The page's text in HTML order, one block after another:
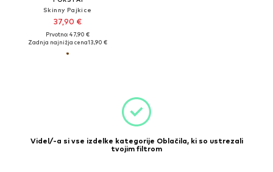
Skinny Pajkice
37,90 €
Prvotno: 47,90 €
Zadnja najnižja cena13,90 €
Videl/-a si vse izdelke kategorije Oblačila, ki so ustrezali
tvojim filtrom